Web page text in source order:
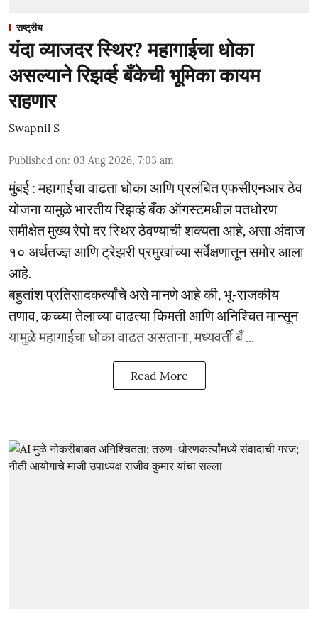
राष्ट्रीय
यंदा व्याजदर स्थिर? महागाईचा धोका
असल्याने रिझर्व्ह बँकेची भूमिका कायम
राहणार
Swapnil S
Published on: 03 Aug 2026, 7:03 am
मुंबई : महागाईचा वाढता धोका आणि प्रलंबित एफसीएनआर ठेव
योजना यामुळे भारतीय रिझर्व्ह बँक ऑगस्टमधील पतधोरण
समीक्षेत मुख्य रेपो दर स्थिर ठेवण्याची शक्यता आहे, असा अंदाज
१० अर्थतज्ज्ञ आणि ट्रेझरी प्रमुखांच्या सर्वेक्षणातून समोर आला
आहे.
बहुतांश प्रतिसादकर्त्यांचे असे मानणे आहे की, भू-राजकीय
तणाव, कच्च्या तेलाच्या वाढत्या किमती आणि अनिश्चित मान्सून
यामुळे महागाईचा धोका वाढत असताना, मध्यवर्ती बँ ...
Read More